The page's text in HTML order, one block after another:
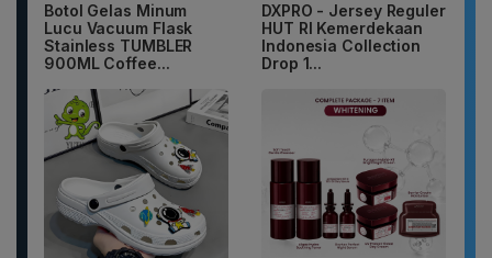
Botol Gelas Minum
Lucu Vacuum Flask
Stainless TUMBLER
900ML Coffee...
DXPRO - Jersey Reguler
HUT RI Kemerdekaan
Indonesia Collection
Drop 1...